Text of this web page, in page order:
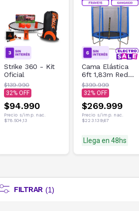
Strike 360 - Kit
Oficial
$139.990
32
$94.990
Precio s/imp. nac.
$78.504,13
Cama Elástica
6ft 1,83m Red
de Seguridad
100kg Azul
$399.999
32
$269.999
Precio s/imp. nac.
$223.139,67
Llega en 48hs
FILTRAR (1)